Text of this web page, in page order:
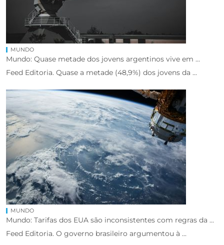
MUNDO
Mundo: Quase metade dos jovens argentinos vive em ...
Feed Editoria. Quase a metade (48,9%) dos jovens da ...
MUNDO
Mundo: Tarifas dos EUA são inconsistentes com regras da ...
Feed Editoria. O governo brasileiro argumentou à ...